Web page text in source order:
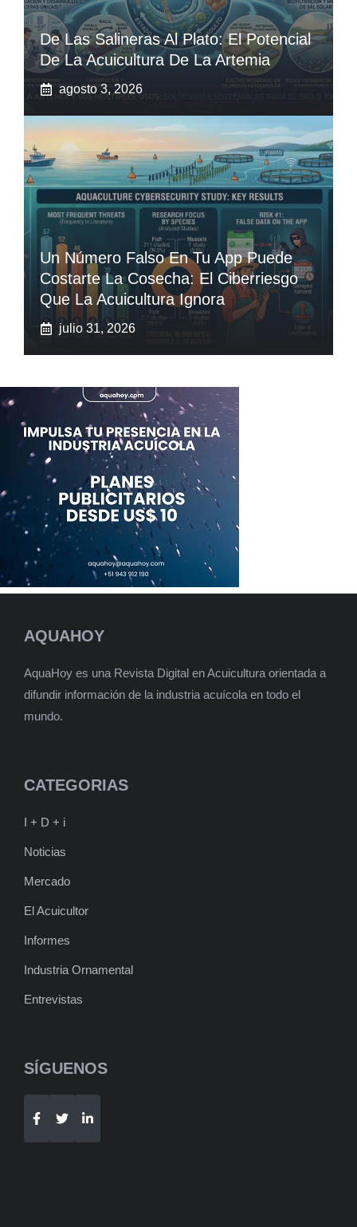
De Las Salineras Al Plato: El Potencial
De La Acuicultura De La Artemia
agosto 3, 2026
Un Número Falso En Tu App Puede
Costarte La Cosecha: El Ciberriesgo
Que La Acuicultura Ignora
julio 31, 2026
AQUAHOY
AquaHoy es una Revista Digital en Acuicultura orientada a
difundir información de la industria acuícola en todo el
mundo.
CATEGORIAS
I + D + i
Noticias
Mercado
El Acuicultor
Informes
Industria Ornamental
Entrevistas
SÍGUENOS